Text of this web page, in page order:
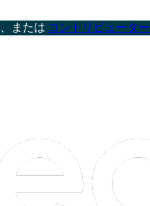
、または コントリビューター